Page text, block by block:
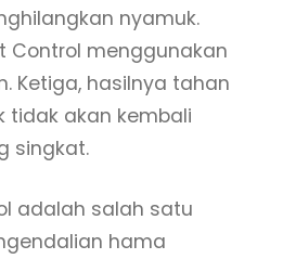
nyamuk.
Control menggunakan
Ketiga, hasilnya tahan
tidak akan kembali
singkat.
adalah salah satu
hama